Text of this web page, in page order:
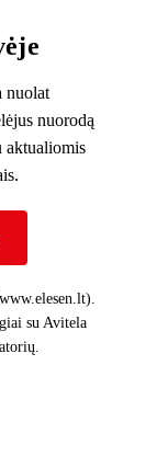
nuolat
nuorodą
aktualiomis
su Avitela